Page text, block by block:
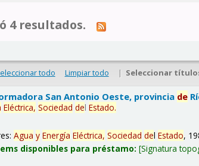
4 resultados.
todo Limpiar todo | Seleccionar
San Antonio Oeste, provincia de
Eléctrica, Sociedad delEstado.
Agua y Energía Eléctrica, Sociedad delEstado,
disponibles para préstamo: Signatura